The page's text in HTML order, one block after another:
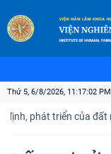
Thứ 5, 6/8/2026, 11:17:03 PM
triển của đất nước